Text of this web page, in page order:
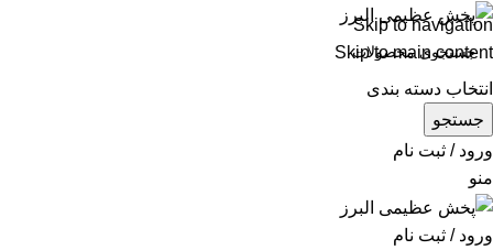
Skip to navigation
Skip to main content
انتخاب دسته بندی
جستجو
ورود / ثبت نام
منو
ورود / ثبت نام